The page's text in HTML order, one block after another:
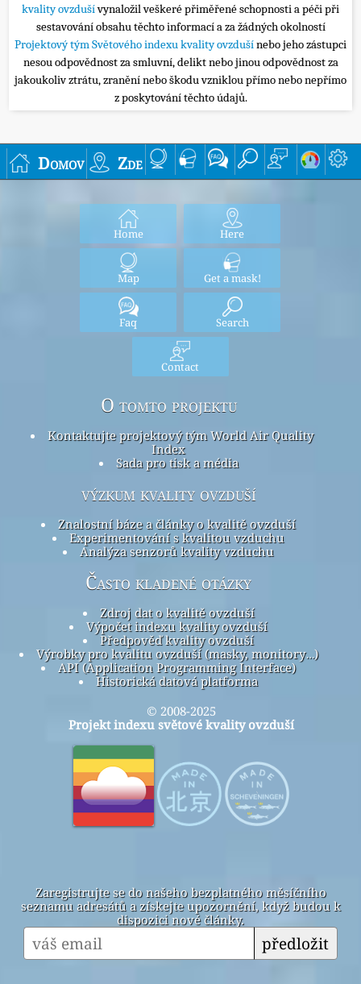
kvality ovzdušívynaložil veškeré přiměřené schopnosti a péči při
sestavování obsahu těchto informací a za žádných okolností
Projektový tým Světového indexu kvality ovzdušínebo jeho zástupci
nesou odpovědnost za smluvní, delikt nebo jinou odpovědnost za
jakoukoliv ztrátu, zranění nebo škodu vzniklou přímo nebo nepřímo
z poskytování těchto údajů.
Domov Zde
Home Here
Map Get a mask!
Faq Search
Contact
O tomto projektu
Kontaktujte projektový tým World Air Quality
Index
Sada pro tisk a média
výzkum kvality ovzduší
Znalostní báze a články o kvalitě ovzduší
Experimentování s kvalitou vzduchu
Analýza senzorů kvality vzduchu
Často kladené otázky
Zdroj dat o kvalitě ovzduší
Výpočet indexu kvality ovzduší
Předpověď kvality ovzduší
Výrobky pro kvalitu ovzduší (masky, monitory…)
API (Application Programming Interface)
Historická datová platforma
© 2008-2025
Projekt indexu světové kvality ovzduší
Zaregistrujte se do našeho bezplatného měsíčního
seznamu adresátů a získejte upozornění, když budou k
dispozici nové články.
předložit